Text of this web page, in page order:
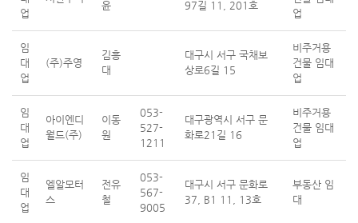
업
윤
97길 11, 201호
업
임
대
업
(주)주영
김흥
대
대구시 서구 국채보
상로6길 15
비주거용
건물 임대
업
임
대
업
아이엔디
월드(주)
이동
원
053-
527-
1211
대구광역시 서구 문
화로21길 16
비주거용
건물 임대
업
임
대
업
엘알모터
스
전유
철
053-
567-
9005
대구시 서구 문화로
37, B1 11, 13호
부동산 임
대